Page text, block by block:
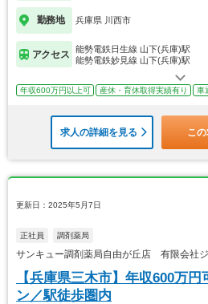
勤務地 兵庫県 川西市
アクセス
能勢電鉄日生線 山下(兵庫)駅
能勢電鉄妙見線 山下(兵庫)駅
年収600万円以上可 産休・育休取得実績有り 車
求人の詳細を見る こ
更新日：2025年5月7日
正社員 調剤薬局
サンキュー調剤薬局自由が丘店 有限会社
【兵庫県三木市】年収600万
ン／駅徒歩圏内